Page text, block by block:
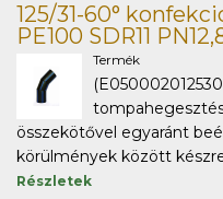
125/31-60°
PE100 SDR11
Termék
összekötővel egyaránt
körülmények között
Részletek